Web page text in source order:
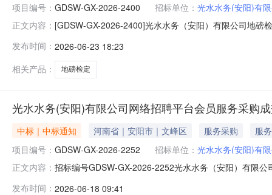
项目编号： GDSW-GX-2026-2400 招标单位： 光水水务(安阳)有
正文内容： [GDSW-GX-2026-2400]光水水务（安阳）有限公司地磅
线检定服务，检定完成后，乙方应向甲方提交符合国家
分大小
发布时间： 2026-06-23 18:23
相关产品：
地磅检定
光水水务(安阳)有限公司网络招聘平台会员服务采购
中标｜中标通知 河南省｜安阳市｜文峰区 服务采购
服务
项目编号： GDSW-GX-2026-2252 招标单位： 光水水务(安阳)有
正文内容： 招标编号GDSW-GX-2026-2252光水水务（安阳）有限
发布时间： 2026-06-18 09:41